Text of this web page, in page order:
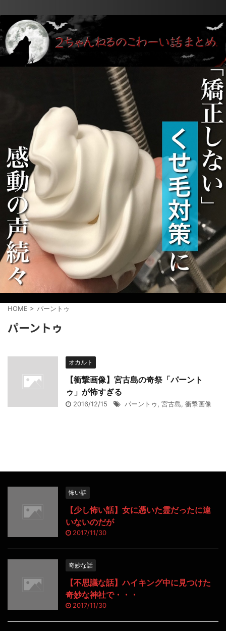
HOME > パーントゥ
パーントゥ
オカルト
【衝撃画像】宮古島の奇祭「パーント
ゥ」が怖すぎる
2016/12/15 パーントゥ, 宮古島, 衝撃画像
怖い話
【少し怖い話】女に憑いた霊だったに違
いないのだが
2017/11/30
奇妙な話
【不思議な話】ハイキング中に見つけた
奇妙な神社で・・・
2017/11/30